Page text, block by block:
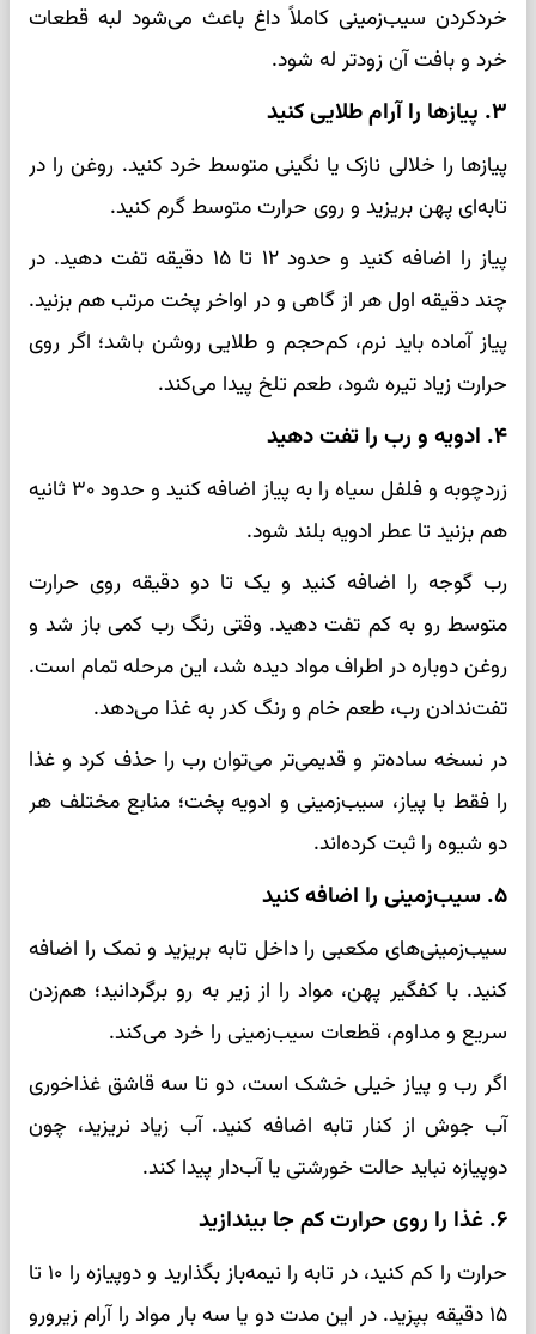
خردکردن سیب‌زمینی کاملاً داغ باعث می‌شود لبه قطعات
خرد و بافت آن زودتر له شود.
۳. پیازها را آرام طلایی کنید
پیازها را خلالی نازک یا نگینی متوسط خرد کنید. روغن را در
تابه‌ای پهن بریزید و روی حرارت متوسط گرم کنید.
پیاز را اضافه کنید و حدود ۱۲ تا ۱۵ دقیقه تفت دهید. در
چند دقیقه اول هر از گاهی و در اواخر پخت مرتب هم بزنید.
پیاز آماده باید نرم، کم‌حجم و طلایی روشن باشد؛ اگر روی
حرارت زیاد تیره شود، طعم تلخ پیدا می‌کند.
۴. ادویه و رب را تفت دهید
زردچوبه و فلفل سیاه را به پیاز اضافه کنید و حدود ۳۰ ثانیه
هم بزنید تا عطر ادویه بلند شود.
رب گوجه را اضافه کنید و یک تا دو دقیقه روی حرارت
متوسط رو به کم تفت دهید. وقتی رنگ رب کمی باز شد و
روغن دوباره در اطراف مواد دیده شد، این مرحله تمام است.
تفت‌ندادن رب، طعم خام و رنگ کدر به غذا می‌دهد.
در نسخه ساده‌تر و قدیمی‌تر می‌توان رب را حذف کرد و غذا
را فقط با پیاز، سیب‌زمینی و ادویه پخت؛ منابع مختلف هر
دو شیوه را ثبت کرده‌اند.
۵. سیب‌زمینی را اضافه کنید
سیب‌زمینی‌های مکعبی را داخل تابه بریزید و نمک را اضافه
کنید. با کفگیر پهن، مواد را از زیر به رو برگردانید؛ هم‌زدن
سریع و مداوم، قطعات سیب‌زمینی را خرد می‌کند.
اگر رب و پیاز خیلی خشک است، دو تا سه قاشق غذاخوری
آب جوش از کنار تابه اضافه کنید. آب زیاد نریزید، چون
دوپیازه نباید حالت خورشتی یا آب‌دار پیدا کند.
۶. غذا را روی حرارت کم جا بیندازید
حرارت را کم کنید، در تابه را نیمه‌باز بگذارید و دوپیازه را ۱۰ تا
۱۵ دقیقه بپزید. در این مدت دو یا سه بار مواد را آرام زیرورو